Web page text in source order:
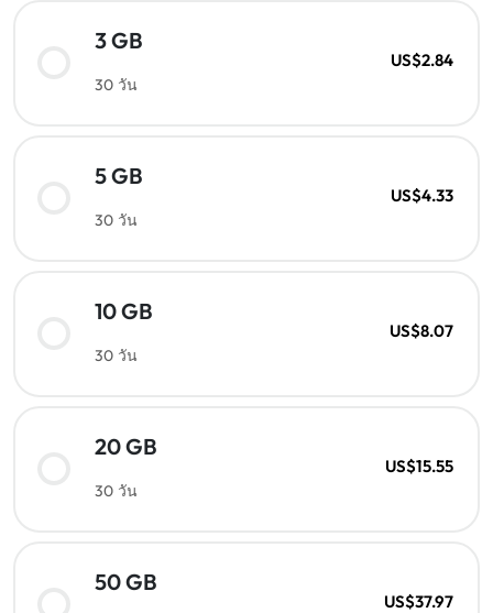
3 GB
30 วัน
US$2.84
5 GB
30 วัน
US$4.33
10 GB
30 วัน
US$8.07
20 GB
30 วัน
US$15.55
50 GB
US$37.97